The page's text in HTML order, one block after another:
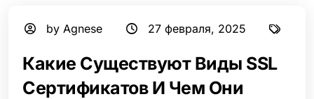
by Agnese 27 февраля, 2025
Какие Существуют Виды SSL
Сертификатов И Чем Они